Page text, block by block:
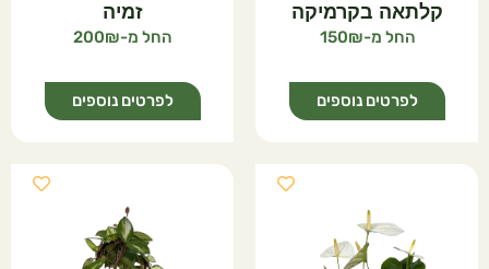
קלתאה בקרמיקה
150
לפרטים נוספים
זמיה
200
לפרטים נוספים